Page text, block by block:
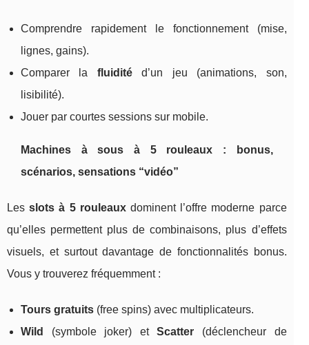
Comprendre rapidement le fonctionnement (mise,
lignes, gains).
Comparer la fluiditéd’un jeu (animations, son,
lisibilité).
Jouer par courtes sessions sur mobile.
Machines à sous à 5 rouleaux : bonus,
scénarios, sensations “vidéo”
Lesslots à 5 rouleauxdominent l’offre moderne parce
qu’elles permettent plus de combinaisons, plus d’effets
visuels, et surtout davantage de fonctionnalités bonus.
Vous y trouverez fréquemment :
Tours gratuits (free spins) avec multiplicateurs.
Wild
(symbole joker) etScatter (déclencheur de